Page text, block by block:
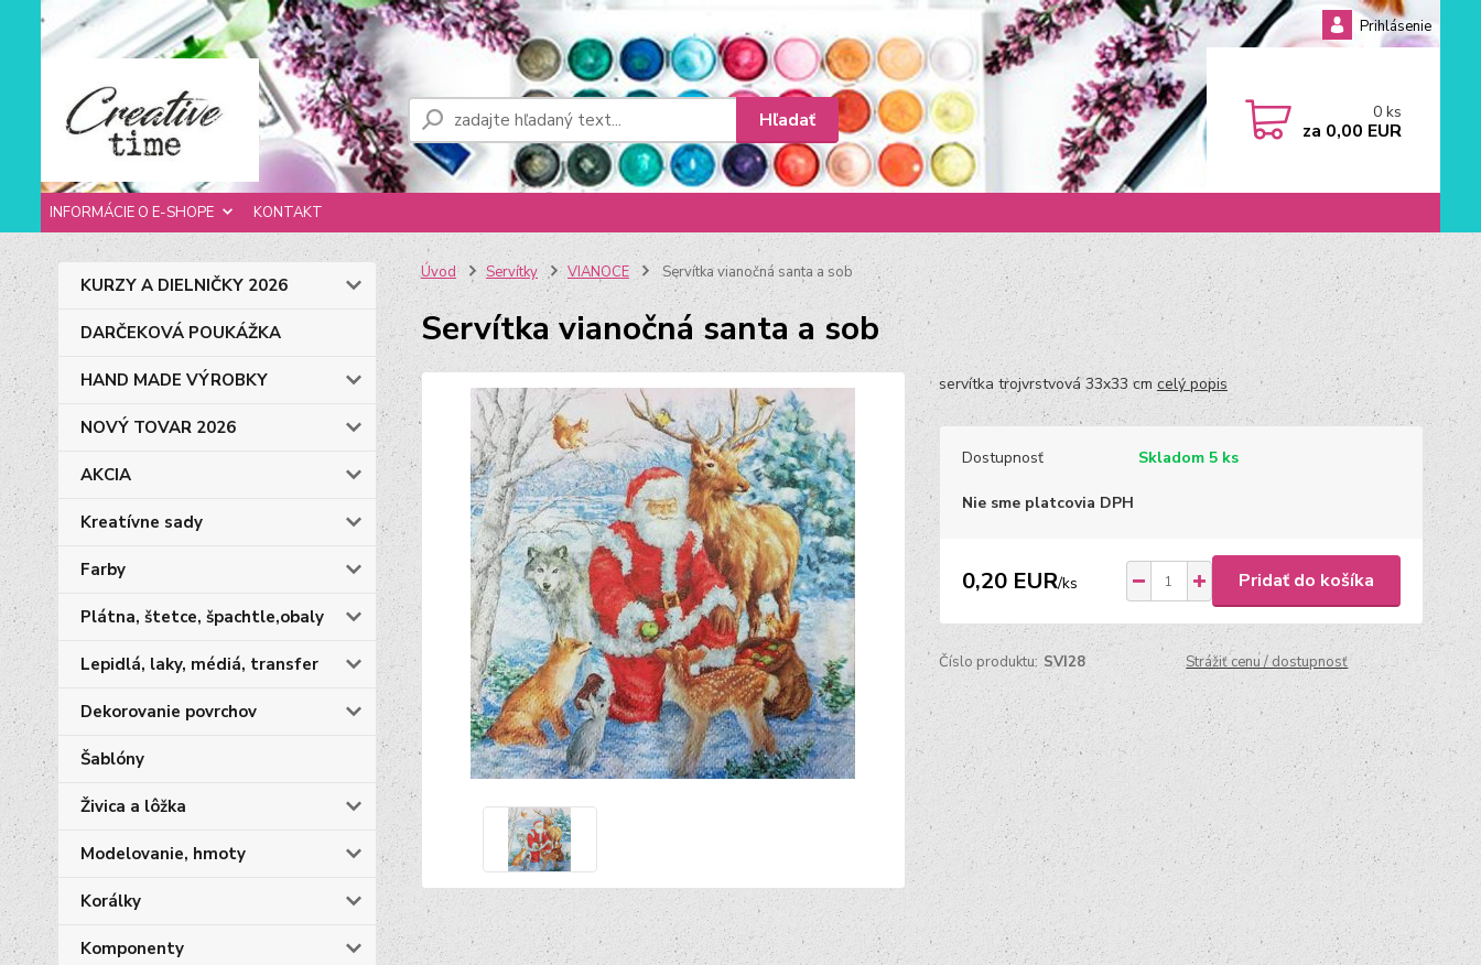
INFORMÁCIE O E-SHOPE KONTAKT
Prihlásenie
Hľadať 0ks
za 0,00 EUR
KURZY A DIELNIČKY 2026
DARČEKOVÁ POUKÁŽKA
HAND MADE VÝROBKY
NOVÝ TOVAR 2026
AKCIA
Kreatívne sady
Farby
Plátna, štetce, špachtle,obaly
Lepidlá, laky, médiá, transfer
Dekorovanie povrchov
Šablóny
Živica a lôžka
Modelovanie, hmoty
Korálky
Komponenty
Úvod Servítky VIANOCE Servítka vianočná santa a sob
Servítka vianočná santa a sob
servítka trojvrstvová 33x33 cm celý popis
Dostupnosť Skladom 5 ks
Nie sme platcovia DPH
0,20 EUR/ks Pridať do košíka
Číslo produktu: SVI28 Strážiť cenu / dostupnosť